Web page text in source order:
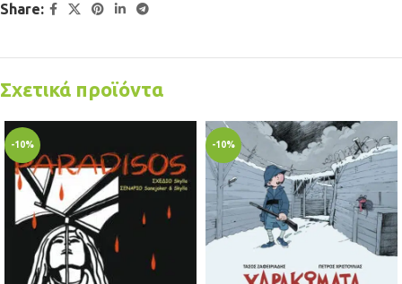
Share:
Σχετικά προϊόντα
-10% -10%